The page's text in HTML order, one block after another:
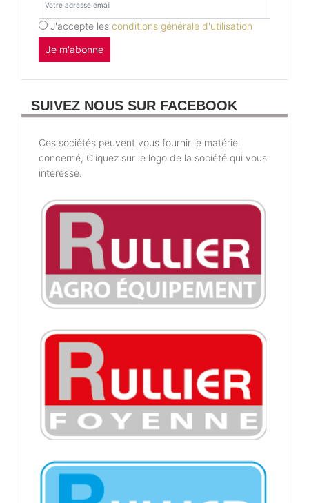
J'accepte les conditions générale d'utilisation
Je m'abonne
SUIVEZ NOUS SUR FACEBOOK
Ces sociétés peuvent vous fournir le matériel
concerné, Cliquez sur le logo de la société qui vous
interesse.